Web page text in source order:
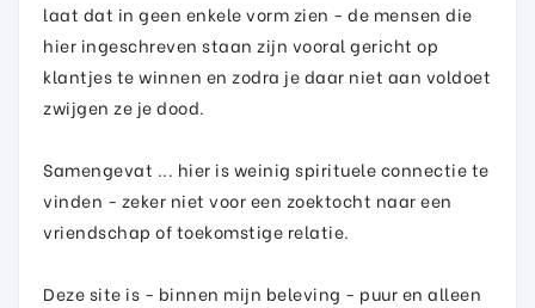
laat dat in geen enkele vorm zien - de mensen die
hier ingeschreven staan zijn vooral gericht op
klantjes te winnen en zodra je daar niet aan voldoet
zwijgen ze je dood.
Samengevat ... hier is weinig spirituele connectie te
vinden - zeker niet voor een zoektocht naar een
vriendschap of toekomstige relatie.
Deze site is - binnen mijn beleving - puur en alleen